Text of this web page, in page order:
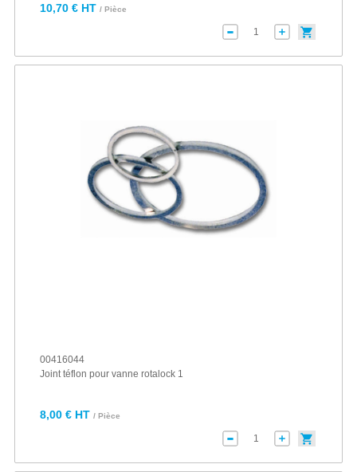
10,70 € HT / Pièce
00416044
Joint téflon pour vanne rotalock 1
8,00 € HT / Pièce